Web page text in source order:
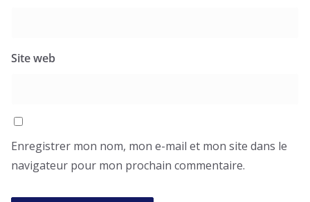
Site web
Enregistrer mon nom, mon e-mail et mon site dans le
navigateur pour mon prochain commentaire.